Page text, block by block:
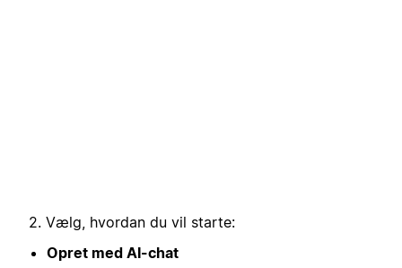
2. Vælg, hvordan du vil starte:
Opret med AI-chat